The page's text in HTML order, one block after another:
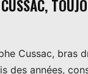
Cussac, bras
des années,